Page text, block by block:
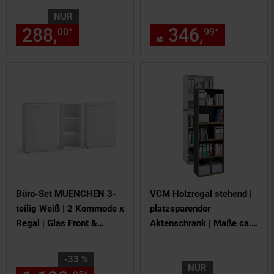
Schiebetüren
NUR
288,00* € Sternchen
ab 346,99*
Büro-Set MUENCHEN 3-
teilig Weiß | 2 Kommode x
Regal | Glas Front &
-33 %
Sie Sparen 33 Prozent,
VCM Holzregal stehend |
platzsparender
Aktenschrank | Maße ca.
Büroregal – Salia 5fach B.
NUR